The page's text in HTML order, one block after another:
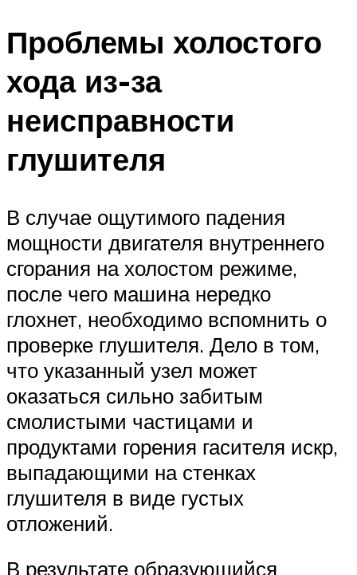
Проблемы холостого
хода из-за
неисправности
глушителя
В случае ощутимого падения
мощности двигателя внутреннего
сгорания на холостом режиме,
после чего машина нередко
глохнет, необходимо вспомнить о
проверке глушителя. Дело в том,
что указанный узел может
оказаться сильно забитым
смолистыми частицами и
продуктами горения гасителя искр,
выпадающими на стенках
глушителя в виде густых
отложений.
В результате образующийся